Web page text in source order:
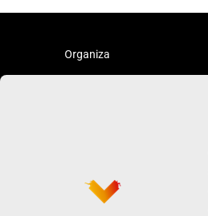
Organiza